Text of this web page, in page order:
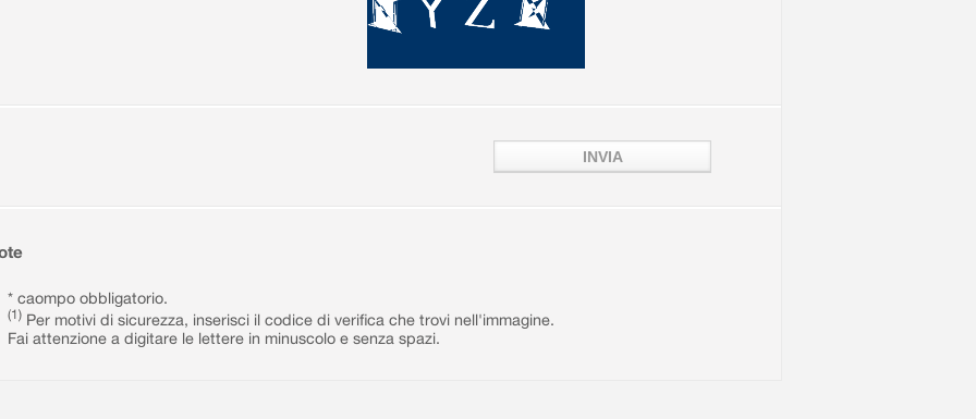
* caompo obbligatorio.
(1) Per motivi di sicurezza, inserisci il codice di verifica che trovi nell'immagine.
Fai attenzione a digitare le lettere in minuscolo e senza spazi.